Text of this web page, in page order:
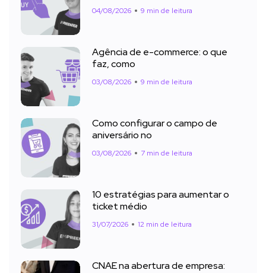
04/08/2026 9 min de leitura
Agência de e-commerce: o que
faz, como
03/08/2026 9 min de leitura
Como configurar o campo de
aniversário no
03/08/2026 7 min de leitura
10 estratégias para aumentar o
ticket médio
31/07/2026 12 min de leitura
CNAE na abertura de empresa: